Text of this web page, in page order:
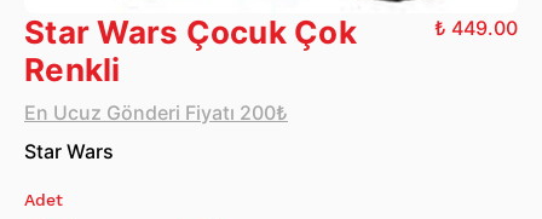
Star Wars Çocuk Çok
Renkli
En Ucuz Gönderi Fiyatı 200₺
₺ 449.00
Star Wars
Adet